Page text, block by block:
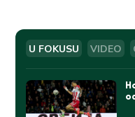
U FOKUSU VIDEO